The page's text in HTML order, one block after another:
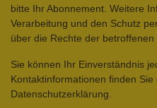
bitte Ihr Abonnement. Weitere
Verarbeitung und den Schutz
über die Rechte der
Sie können Ihr Einverständnis
Kontaktinformationen finden Sie
Datenschutzerklärung.